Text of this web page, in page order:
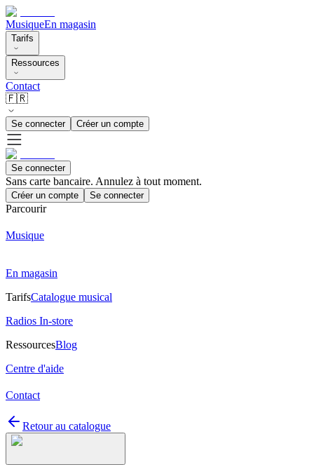
MusiqueEn magasin
Tarifs
Ressources
Contact
🇫🇷
Se connecter Créer un compte
Se connecter
Sans carte bancaire. Annulez à tout moment.
Créer un compte Se connecter
Parcourir
Musique
En magasin
TarifsCatalogue musical
Radios In-store
RessourcesBlog
Centre d'aide
Contact
Retour au catalogue